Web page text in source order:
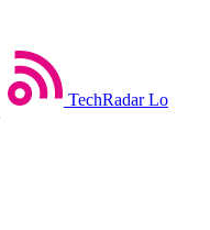
TechRadar Lo